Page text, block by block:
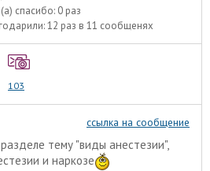
спасибо: 0 раз
12 раз в 11 сообщенях
103
ссылка на сообщение
тему "виды анестезии",
и наркозе